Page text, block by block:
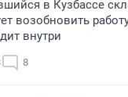
в Кузбассе
возобновить
внутри
8